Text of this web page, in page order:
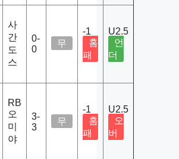
사
간
도
스
0-
0
무
-1
홈
패
U2.5
언
더
RB
오
미
야
3-
3
무
-1
홈
패
U2.5
오
버